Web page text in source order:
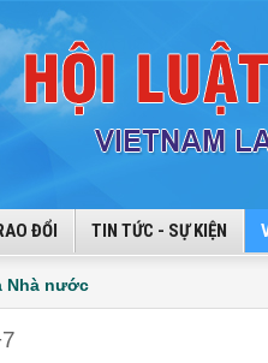
ĐỔI TIN TỨC - SỰ KIỆN
Nhà nước